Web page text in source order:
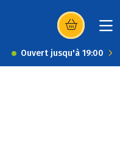
(s’ouvre dans
Ouvert jusqu'à 19:00